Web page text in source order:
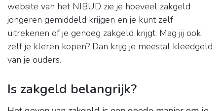
website van het NIBUD zie je hoeveel zakgeld
jongeren gemiddeld krijgen en je kunt zelf
uitrekenen of je genoeg zakgeld krijgt. Mag jij ook
zelf je kleren kopen? Dan krijg je meestal kleedgeld
van je ouders.
Is zakgeld belangrijk?